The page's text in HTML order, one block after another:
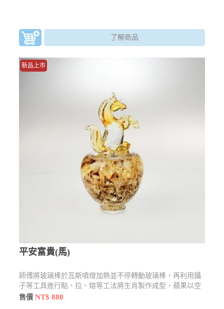
了解商品
新品上市
平安富貴(馬)
師傅將玻璃棒於瓦斯噴燈加熱並不停轉動玻璃棒，再利用鑷
子等工具進行點、拉、熔等工法將生肖製作成型，蘋果以空
心管口吹燒製，利用工具 點、拉、壓手法燒製並加入內容物
售價NT$ 880